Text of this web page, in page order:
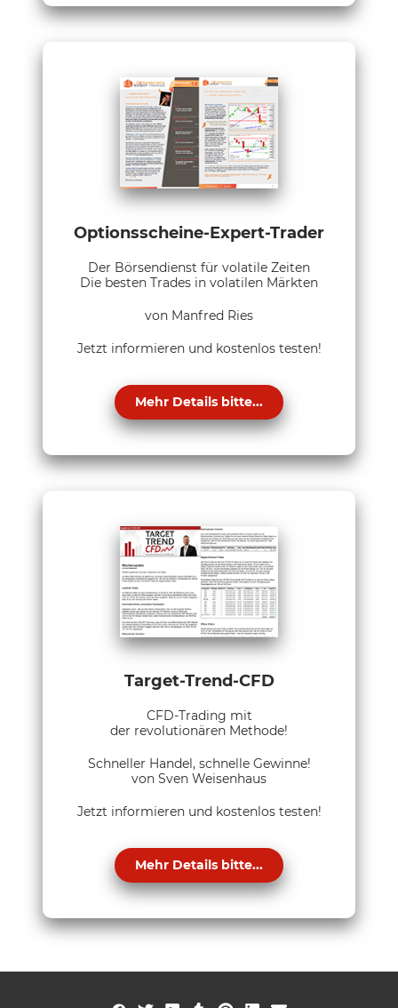
Optionsscheine-Expert-Trader
Der Börsendienst für volatile Zeiten
Die besten Trades in volatilen Märkten
von Manfred Ries
Jetzt informieren und kostenlos testen!
Mehr Details bitte...
Target-Trend-CFD
CFD-Trading mit
der revolutionären Methode!
Schneller Handel, schnelle Gewinne!
von Sven Weisenhaus
Jetzt informieren und kostenlos testen!
Mehr Details bitte...